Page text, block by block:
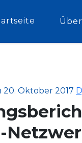
Oktober 2017